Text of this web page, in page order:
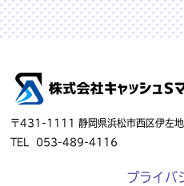
〒431-1111 静岡県浜松市西区伊左
TEL
053-489-4116
プライバ